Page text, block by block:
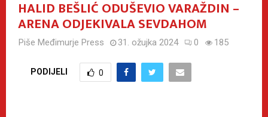
HALID BEŠLIĆ ODUŠEVIO VARAŽDIN –
ARENA ODJEKIVALA SEVDAHOM
Piše Međimurje Press 31. ožujka 2024 0 185
PODIJELI 0